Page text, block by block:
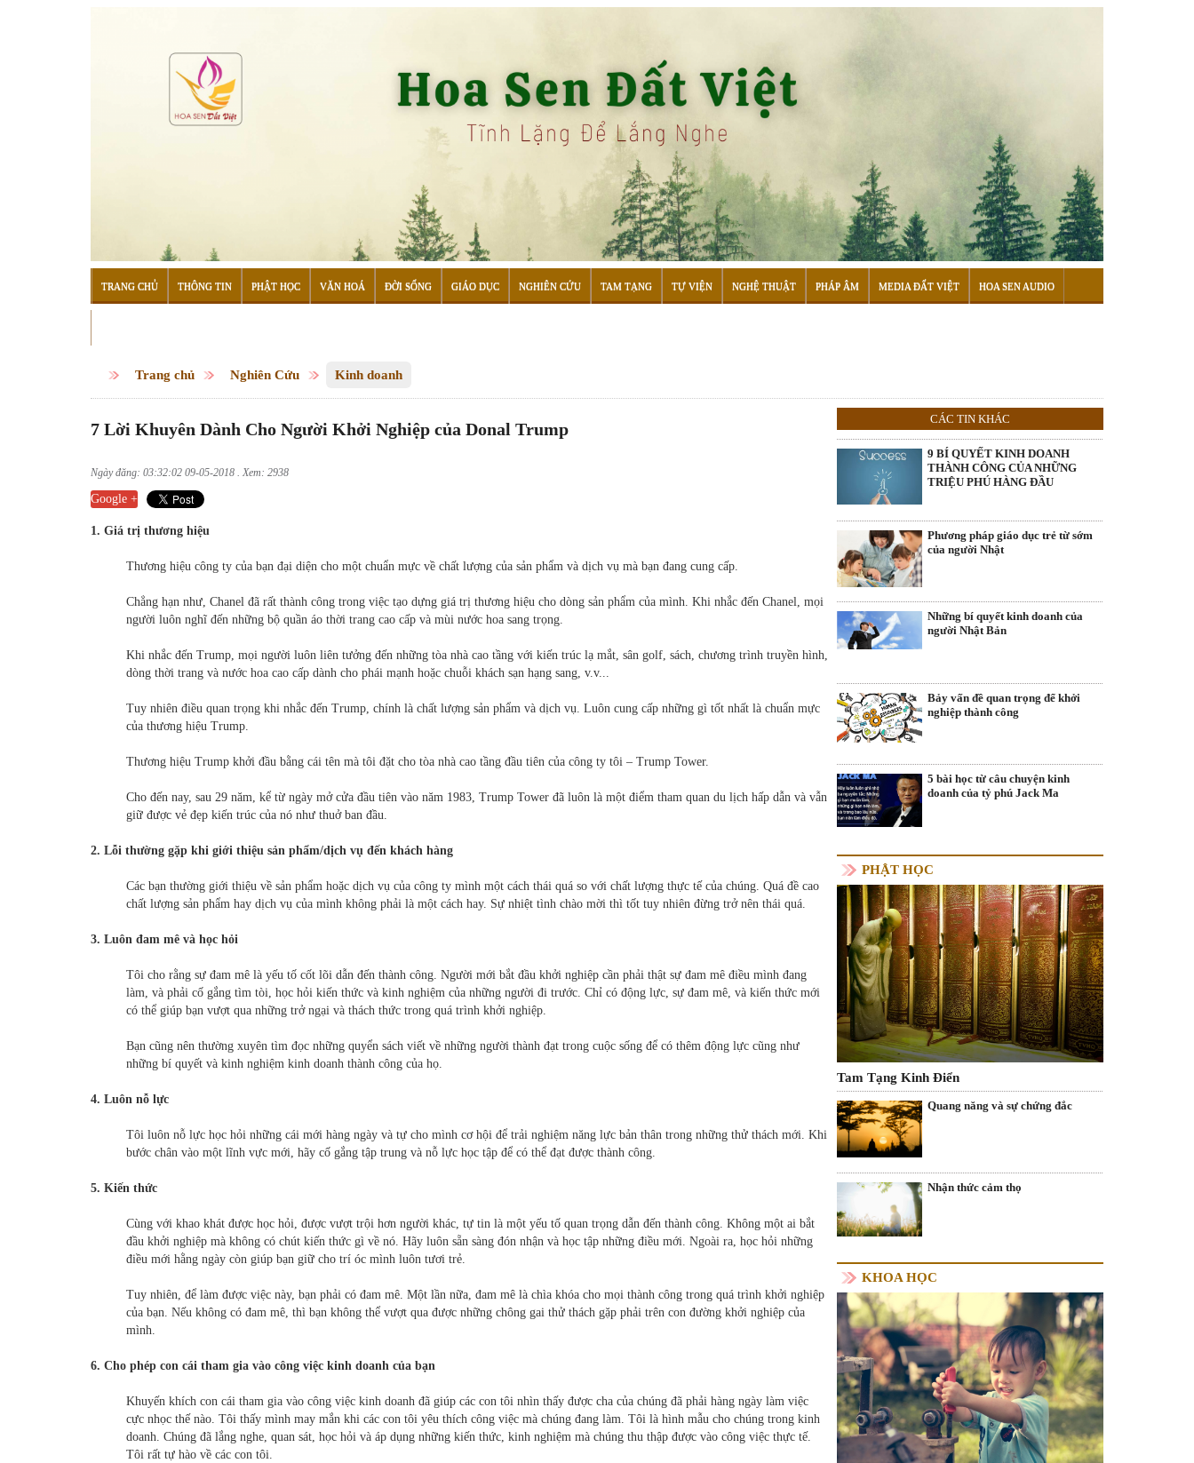
TRANG CHỦ THÔNG TIN PHẬT HỌC VĂN HOÁ ĐỜI SỐNG GIÁO DỤC NGHIÊN CỨU TAM TẠNG TỰ VIỆN NGHỆ THUẬT PHÁP ÂM MEDIA ĐẤT VIỆT HOA SEN AUDIO
Trang chủ Nghiên Cứu Kinh doanh
7 Lời Khuyên Dành Cho Người Khởi Nghiệp của Donal Trump
Ngày đăng: 03:32:02 09-05-2018 . Xem: 2938
Google +
1. Giá trị thương hiệu
Thương hiệu công ty của bạn đại diện cho một chuẩn mực về chất lượng của sản phẩm và dịch vụ mà bạn đang cung cấp.
Chẳng hạn như, Chanel đã rất thành công trong việc tạo dựng giá trị thương hiệu cho dòng sản phẩm của mình. Khi nhắc đến Chanel, mọi
người luôn nghĩ đến những bộ quần áo thời trang cao cấp và mùi nước hoa sang trọng.
Khi nhắc đến Trump, mọi người luôn liên tưởng đến những tòa nhà cao tầng với kiến trúc lạ mắt, sân golf, sách, chương trình truyền hình,
dòng thời trang và nước hoa cao cấp dành cho phái mạnh hoặc chuỗi khách sạn hạng sang, v.v...
Tuy nhiên điều quan trọng khi nhắc đến Trump, chính là chất lượng sản phẩm và dịch vụ. Luôn cung cấp những gì tốt nhất là chuẩn mực
của thương hiệu Trump.
Thương hiệu Trump khởi đầu bằng cái tên mà tôi đặt cho tòa nhà cao tầng đầu tiên của công ty tôi – Trump Tower.
Cho đến nay, sau 29 năm, kể từ ngày mở cửa đầu tiên vào năm 1983, Trump Tower đã luôn là một điểm tham quan du lịch hấp dẫn và vẫn
giữ được vẻ đẹp kiến trúc của nó như thuở ban đầu.
2. Lỗi thường gặp khi giới thiệu sản phẩm/dịch vụ đến khách hàng
Các bạn thường giới thiệu về sản phẩm hoặc dịch vụ của công ty mình một cách thái quá so với chất lượng thực tế của chúng. Quá đề cao
chất lượng sản phẩm hay dịch vụ của mình không phải là một cách hay. Sự nhiệt tình chào mời thì tốt tuy nhiên đừng trở nên thái quá.
3. Luôn đam mê và học hỏi
Tôi cho rằng sự đam mê là yếu tố cốt lõi dẫn đến thành công. Người mới bắt đầu khởi nghiệp cần phải thật sự đam mê điều mình đang
làm, và phải cố gắng tìm tòi, học hỏi kiến thức và kinh nghiệm của những người đi trước. Chỉ có động lực, sự đam mê, và kiến thức mới
có thể giúp bạn vượt qua những trở ngại và thách thức trong quá trình khởi nghiệp.
Bạn cũng nên thường xuyên tìm đọc những quyển sách viết về những người thành đạt trong cuộc sống để có thêm động lực cũng như
những bí quyết và kinh nghiệm kinh doanh thành công của họ.
4. Luôn nỗ lực
Tôi luôn nỗ lực học hỏi những cái mới hàng ngày và tự cho mình cơ hội để trải nghiệm năng lực bản thân trong những thử thách mới. Khi
bước chân vào một lĩnh vực mới, hãy cố gắng tập trung và nỗ lực học tập để có thể đạt được thành công.
5. Kiến thức
Cùng với khao khát được học hỏi, được vượt trội hơn người khác, tự tin là một yếu tố quan trọng dẫn đến thành công. Không một ai bắt
đầu khởi nghiệp mà không có chút kiến thức gì về nó. Hãy luôn sẵn sàng đón nhận và học tập những điều mới. Ngoài ra, học hỏi những
điều mới hằng ngày còn giúp bạn giữ cho trí óc mình luôn tươi trẻ.
Tuy nhiên, để làm được việc này, bạn phải có đam mê. Một lần nữa, đam mê là chìa khóa cho mọi thành công trong quá trình khởi nghiệp
của bạn. Nếu không có đam mê, thì bạn không thể vượt qua được những chông gai thử thách gặp phải trên con đường khởi nghiệp của
mình.
6. Cho phép con cái tham gia vào công việc kinh doanh của bạn
Khuyến khích con cái tham gia vào công việc kinh doanh đã giúp các con tôi nhìn thấy được cha của chúng đã phải hàng ngày làm việc
cực nhọc thế nào. Tôi thấy mình may mắn khi các con tôi yêu thích công việc mà chúng đang làm. Tôi là hình mẫu cho chúng trong kinh
doanh. Chúng đã lắng nghe, quan sát, học hỏi và áp dụng những kiến thức, kinh nghiệm mà chúng thu thập được vào công việc thực tế.
Tôi rất tự hào về các con tôi.
CÁC TIN KHÁC
9 BÍ QUYẾT KINH DOANH
THÀNH CÔNG CỦA NHỮNG
TRIỆU PHÚ HÀNG ĐẦU
Phương pháp giáo dục trẻ từ sớm
của người Nhật
Những bí quyết kinh doanh của
người Nhật Bản
Bảy vấn đề quan trọng để khởi
nghiệp thành công
5 bài học từ câu chuyện kinh
doanh của tỷ phú Jack Ma
PHẬT HỌC
Tam Tạng Kinh Điển
Quang năng và sự chứng đắc
Nhận thức cảm thọ
KHOA HỌC